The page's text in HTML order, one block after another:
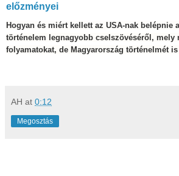
előzményei
Hogyan és miért kellett az USA-nak belépnie
történelem legnagyobb cselszövéséről, mely
folyamatokat, de Magyarország történelmét
AH at 0:12
Megosztás